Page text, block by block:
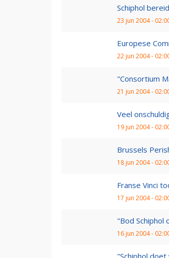
Schiphol
23 jun 2004 -
Europese
22 jun 2004 -
"Consortium
21 jun 2004 -
Veel
19 jun 2004 -
Brussels
18 jun 2004 -
Franse Vinci
17 jun 2004 -
"Bod Schiphol
16 jun 2004 -
"Schiphol